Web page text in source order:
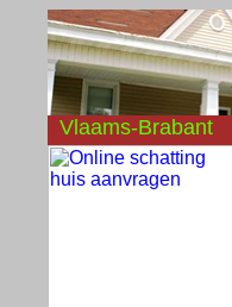
Vlaams-Brabant